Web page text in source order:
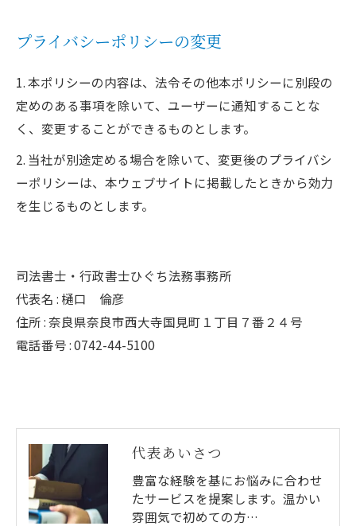
プライバシーポリシーの変更
1. 本ポリシーの内容は、法令その他本ポリシーに別段の
定めのある事項を除いて、ユーザーに通知することな
く、変更することができるものとします。
2. 当社が別途定める場合を除いて、変更後のプライバシ
ーポリシーは、本ウェブサイトに掲載したときから効力
を生じるものとします。
司法書士・行政書士ひぐち法務事務所
代表名 : 樋口 倫彦
住所 : 奈良県奈良市西大寺国見町１丁目７番２４号
電話番号 : 0742-44-5100
代表あいさつ
豊富な経験を基にお悩みに合わせ
たサービスを提案します。温かい
雰囲気で初めての方…